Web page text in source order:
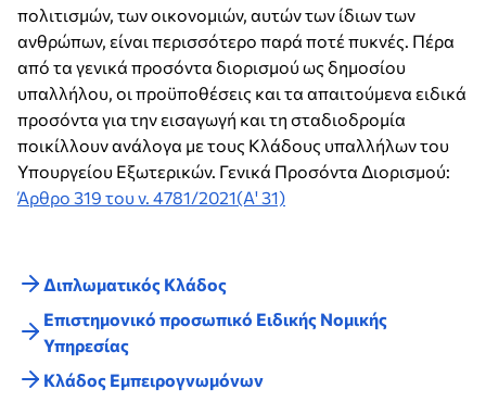
πολιτισμών, των οικονομιών, αυτών των ίδιων των
ανθρώπων, είναι περισσότερο παρά ποτέ πυκνές. Πέρα
από τα γενικά προσόντα διορισμού ως δημοσίου
υπαλλήλου, οι προϋποθέσεις και τα απαιτούμενα ειδικά
προσόντα για την εισαγωγή και τη σταδιοδρομία
ποικίλλουν ανάλογα με τους Κλάδους υπαλλήλων του
Υπουργείου Εξωτερικών. Γενικά Προσόντα Διορισμού:
Άρθρο 319 του ν. 4781/2021(Α' 31)
Διπλωματικός Κλάδος
Επιστημονικό προσωπικό Ειδικής Νομικής
Υπηρεσίας
Κλάδος Εμπειρογνωμόνων